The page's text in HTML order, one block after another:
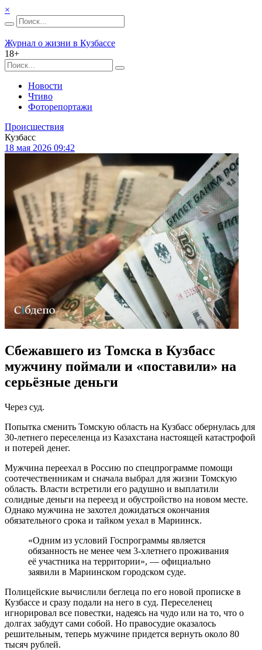
×
Журнал о жизни в Кузбассе
18+
Новости
Чтиво
Фоторепортажи
Происшествия
Кузбасс
18 мая 2026 09:42
Сбежавшего из Томска в Кузбасс
мужчину поймали и «поставили» на
серьёзные деньги
Через суд.
Попытка сменить Томскую область на Кузбасс обернулась для
30-летнего переселенца из Казахстана настоящей катастрофой
и потерей денег.
Мужчина переехал в Россию по спецпрограмме помощи
соотечественникам и сначала выбрал для жизни Томскую
область. Власти встретили его радушно и выплатили
солидные деньги на переезд и обустройство на новом месте.
Однако мужчина не захотел дожидаться окончания
обязательного срока и тайком уехал в Мариинск.
«Одним из условий Госпрограммы является
обязанность не менее чем 3-хлетнего проживания
её участника на территории», — официально
заявили в Мариинском городском суде.
Полицейские вычислили беглеца по его новой прописке в
Кузбассе и сразу подали на него в суд. Переселенец
игнорировал все повестки, надеясь на чудо или на то, что о
долгах забудут сами собой. Но правосудие оказалось
решительным, теперь мужчине придется вернуть около 80
тысяч рублей.